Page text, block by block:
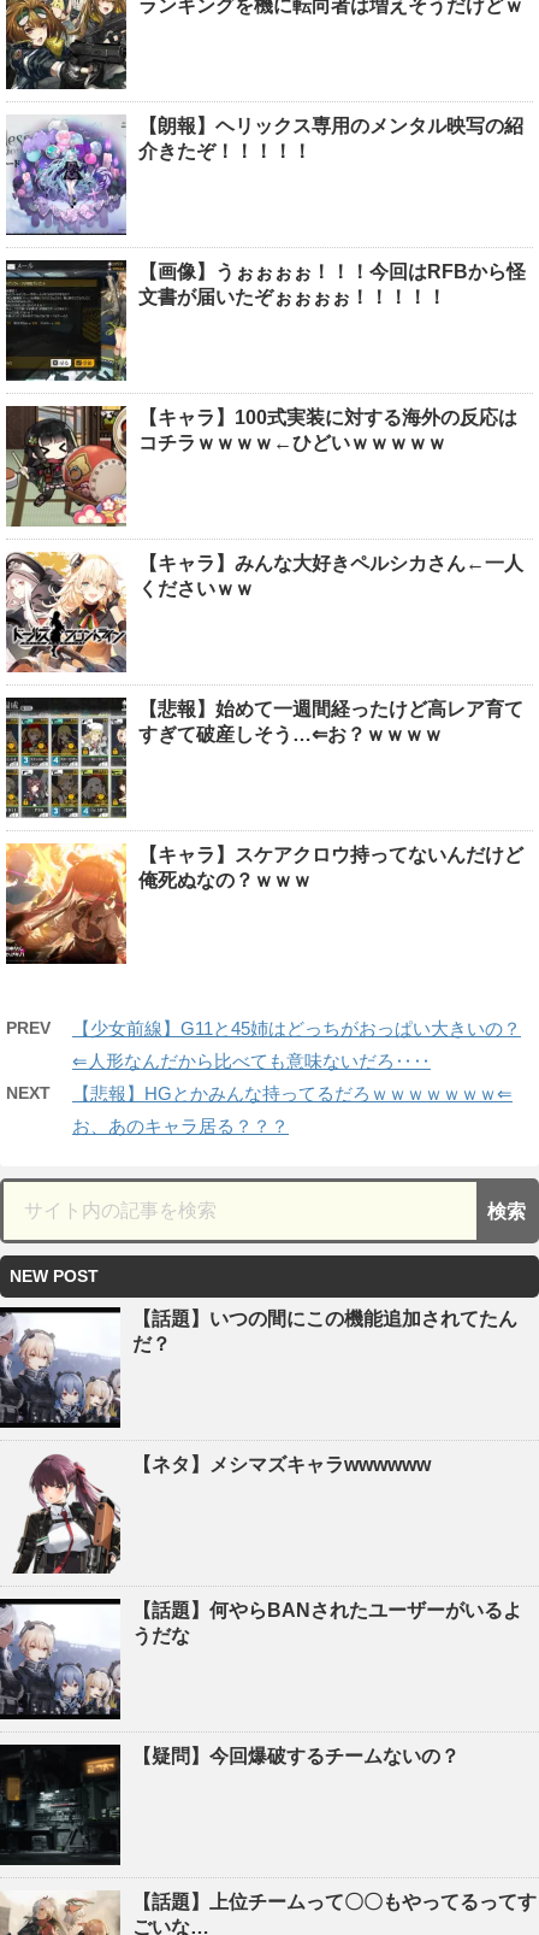
ランキングを機に転向者は増えそうだけどｗ
【朗報】ヘリックス専用のメンタル映写の紹
介きたぞ！！！！！
【画像】うぉぉぉぉ！！！今回はRFBから怪
文書が届いたぞぉぉぉぉ！！！！！
【キャラ】100式実装に対する海外の反応は
コチラｗｗｗｗ←ひどいｗｗｗｗｗ
【キャラ】みんな大好きペルシカさん←一人
くださいｗｗ
【悲報】始めて一週間経ったけど高レア育て
すぎて破産しそう…⇐お？ｗｗｗｗ
【キャラ】スケアクロウ持ってないんだけど
俺死ぬなの？ｗｗｗ
PREV
【少女前線】G11と45姉はどっちがおっぱい大きいの？
⇐人形なんだから比べても意味ないだろ‥‥
NEXT
【悲報】HGとかみんな持ってるだろｗｗｗｗｗｗｗ⇐
お、あのキャラ居る？？？
NEW POST
【話題】いつの間にこの機能追加されてたん
だ？
【ネタ】メシマズキャラwwwwww
【話題】何やらBANされたユーザーがいるよ
うだな
【疑問】今回爆破するチームないの？
【話題】上位チームって〇〇もやってるってす
ごいな…